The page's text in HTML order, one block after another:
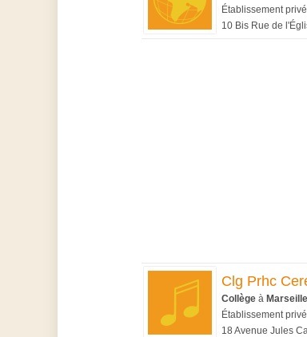
Établissement
10 Bis Rue de
Clg Prhc
Collège à Marseille
Établissement
18 Avenue Jules